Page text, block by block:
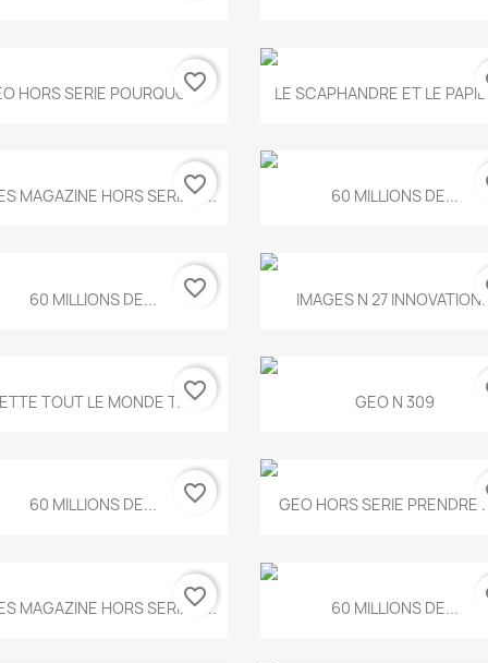
Aperçu rapide
HORS SERIE POURQUOI...
favorite_border Aperçu rapide
LE SCAPHANDRE ET LE
Aperçu rapide
MAGAZINE HORS SERIE N...
favorite_border Aperçu rapide
60 MILLIONS DE...
Aperçu rapide
60 MILLIONS DE... favorite_border Aperçu rapide
IMAGES N 27
Aperçu rapide
TOUT LE MONDE T.546
favorite_border Aperçu rapide
GEO N 309
Aperçu rapide
60 MILLIONS DE... favorite_border Aperçu rapide
GEO HORS SERIE PRENDRE
Aperçu rapide
MAGAZINE HORS SERIE N...
favorite_border Aperçu rapide
60 MILLIONS DE...